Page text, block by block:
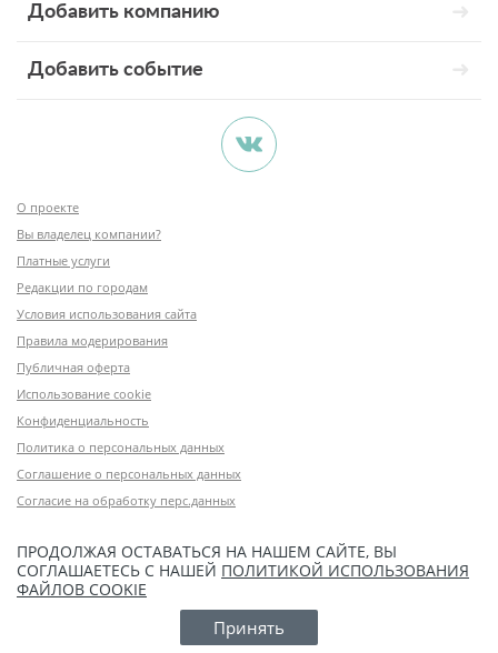
Добавить компанию
Добавить событие
О проекте
Вы владелец компании?
Платные услуги
Редакции по городам
Условия использования сайта
Правила модерирования
Публичная оферта
Использование cookie
Конфиденциальность
Политика о персональных данных
Соглашение о персональных данных
Согласие на обработку перс.данных
ПРОДОЛЖАЯ ОСТАВАТЬСЯ НА НАШЕМ САЙТЕ, ВЫ
СОГЛАШАЕТЕСЬ С НАШЕЙ ПОЛИТИКОЙ ИСПОЛЬЗОВАНИЯ
ФАЙЛОВ COOKIE
Принять